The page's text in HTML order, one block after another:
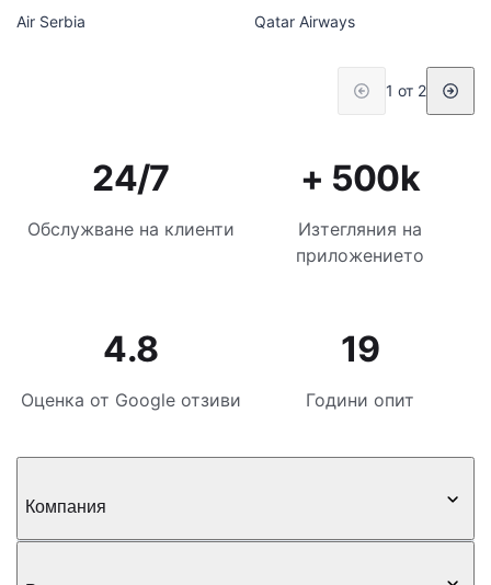
Air Serbia
Qatar Airways
1 от 2
24/7
Обслужване на клиенти
+ 500k
Изтегляния на
приложението
4.8
Оценка от Google отзиви
19
Години опит
Компания